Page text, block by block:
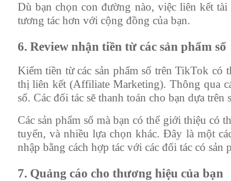
Dù bạn chọn con đường nào, việc liên kết
tương tác hơn với cộng đồng của bạn.
6. Review nhận tiền từ các sản phẩm số
Kiếm tiền từ các sản phẩm số trên TikTok
thị liên kết (Affiliate Marketing). Thông qua
số. Các đối tác sẽ thanh toán cho bạn dựa
Các sản phẩm số mà bạn có thể giới thiệu có
tuyến, và nhiều lựa chọn khác. Đây là một
nhập bằng cách hợp tác với các đối tác có sản
7. Quảng cáo cho thương hiệu của bạn